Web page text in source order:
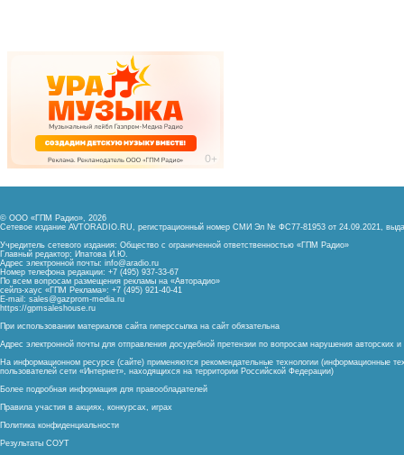
© ООО «ГПМ Радио», 2026
Сетевое издание AVTORADIO.RU, регистрационный номер СМИ Эл № ФС77-81953 от 24.09.2021,
Учредитель сетевого издания: Общество с ограниченной ответственностью «ГПМ Радио»
Главный редактор: Ипатова И.Ю.
Адрес электронной почты: info@aradio.ru
Номер телефона редакции: +7 (495) 937-33-67
По всем вопросам размещения рекламы на «Авторадио»
сейлз-хаус «ГПМ Реклама»: +7 (495) 921-40-41
E-mail: sales@gazprom-media.ru
https://gpmsaleshouse.ru
При использовании материалов сайта гиперссылка на сайт обязательна
Адрес электронной почты для отправления досудебной претензии по вопросам нарушения авторских
На информационном ресурсе (сайте) применяются рекомендательные технологии (информационные
пользователей сети «Интернет», находящихся на территории Российской Федерации)
Более подробная информация для правообладателей
Правила участия в акциях, конкурсах, играх
Политика конфиденциальности
Результаты СОУТ